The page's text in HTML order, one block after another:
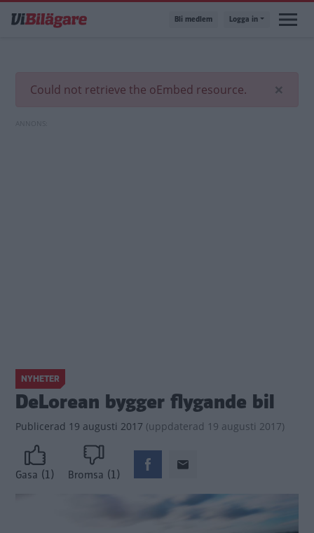
till
Bli medlem Logga in
×
Felmeddelande
Could not retrieve the oEmbed resource.
NYHETER
DeLorean bygger flygande bil
Publicerad 19 augusti 2017 (uppdaterad 19 augusti 2017)
Gasa (1) Bromsa (1)